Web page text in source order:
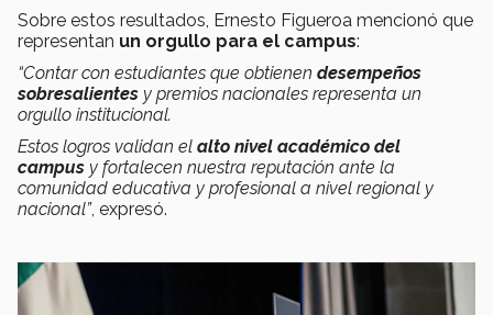
Sobre estos resultados, Ernesto Figueroa mencionó que
representan un orgullo para el campus:
“Contar con estudiantes que obtienen desempeños
sobresalientes y premios nacionales representa un
orgullo institucional.
Estos logros validan el alto nivel académico del
campus y fortalecen nuestra reputación ante la
comunidad educativa y profesional a nivel regional y
nacional”, expresó.